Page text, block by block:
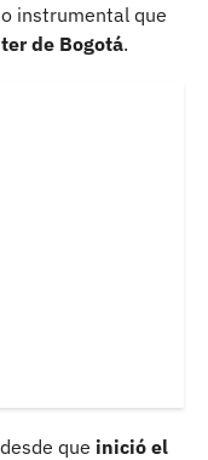
instrumental que
de Bogotá.
que inició el